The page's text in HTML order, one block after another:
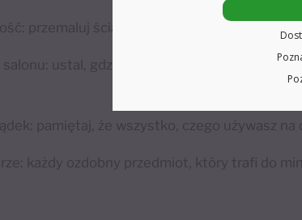
przemaluj ściany, odśwież wygląd podłóg
salonu: ustal, gdzie będzie stała każda
pamiętaj, że wszystko, czego używasz
każdy ozdobny przedmiot, który trafi do